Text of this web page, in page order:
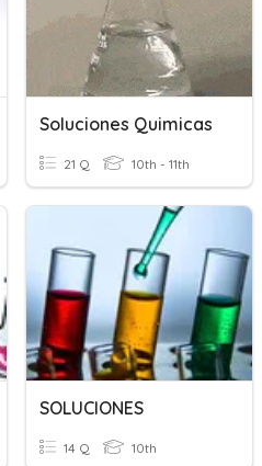
Soluciones Quimicas
21 Q 10th - 11th
SOLUCIONES
14 Q 10th